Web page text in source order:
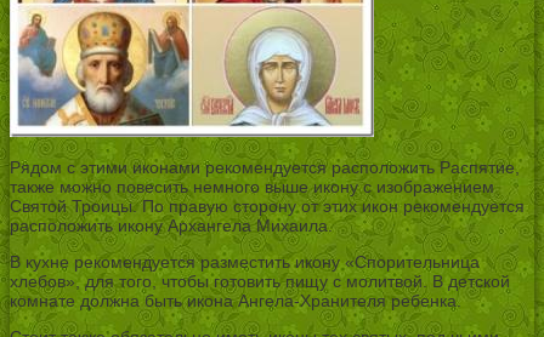
Рядом с этими иконами рекомендуется расположить Распятие,
также можно повесить немного выше икону с изображением
Святой Троицы. По правую сторону от этих икон рекомендуется
расположить икону Архангела Михаила.
В кухне рекомендуется разместить икону «Спорительница
хлебов», для того, чтобы готовить пищу с молитвой. В детской
комнате должна быть икона Ангела-Хранителя ребенка.